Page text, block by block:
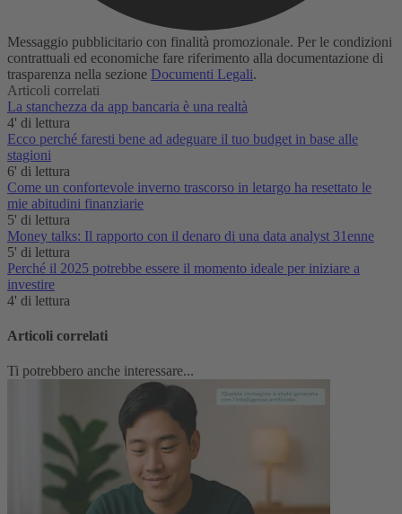
Messaggio pubblicitario con finalità promozionale. Per le condizioni
contrattuali ed economiche fare riferimento alla documentazione di
trasparenza nella sezione Documenti Legali.
Articoli correlati
La stanchezza da app bancaria è una realtà‌
4' di lettura
Ecco perché faresti bene ad adeguare il tuo budget in base alle
stagioni
6' di lettura
Come un confortevole inverno trascorso in letargo ha resettato le
mie abitudini finanziarie
5' di lettura
Money talks: Il rapporto con il denaro di una data analyst 31enne
5' di lettura
Perché il 2025 potrebbe essere il momento ideale per iniziare a
investire
4' di lettura
Articoli correlati
Ti potrebbero anche interessare...